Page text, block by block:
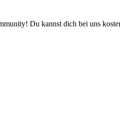
Du kannst dich bei uns